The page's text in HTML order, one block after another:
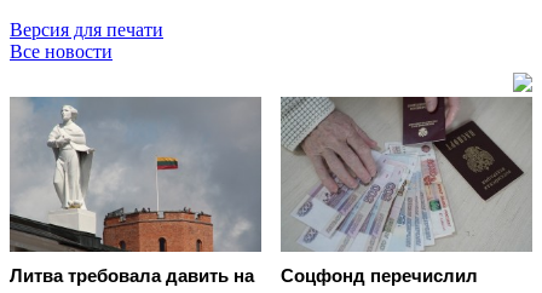
Версия для печати
Все новости
Литва требовала давить на
Соцфонд перечислил